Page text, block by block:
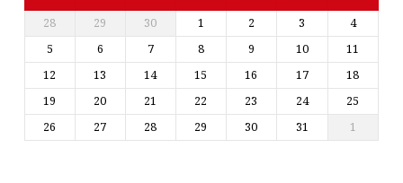
28 29 30 1 2 3
4
5
6 7 8 9 10
11
12
13 14 15 16 17
18
19
20 21 22 23 24
25
26
27 28 29 30 31 1